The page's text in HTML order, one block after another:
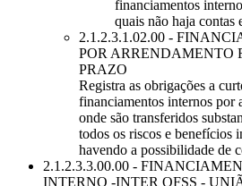
financiamentos
quais não haja contas
2.1.2.3.1.02.00 -
POR ARRENDAMENTO
PRAZO
Registra as obrigações a
financiamentos internos por
onde são transferidos
todos os riscos e benefícios
havendo a possibilidade de
2.1.2.3.3.00.00 -
INTERNO -INTER OFSS -